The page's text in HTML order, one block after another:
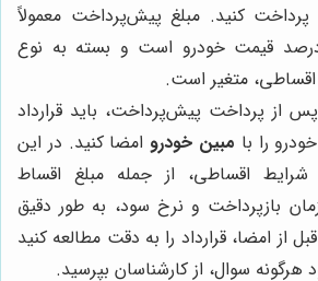
کنید. مبلغ پیش‌پرداخت معمولاً
20 تا 50 درصد قیمت خودرو است و بسته به نوع
متغیر است.
پس از پرداخت پیش‌پرداخت، باید قرارداد
را با مبین خودروامضا کنید. در این
شرایط اقساطی، از جمله مبلغ اقساط
بازپرداخت و نرخ سود، به طور دقیق
از امضا، قرارداد را به دقت مطالعه کنید
سوال، از کارشناسان بپرسید.